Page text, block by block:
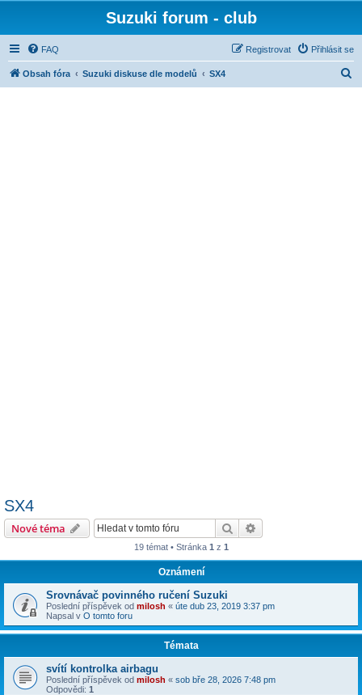
Suzuki forum - club
FAQ Přihlásit se
Registrovat
Obsah fóra Suzuki diskuse dle modelů SX4
SX4
Nové téma Hledat
19 témat • Stránka 1 z 1
Oznámení
Srovnávač povinného ručení Suzuki
Poslední příspěvek od milosh « úte dub 23, 2019 3:37 pm
Napsal v O tomto foru
Témata
svítí kontrolka airbagu
Poslední příspěvek od milosh « sob bře 28, 2026 7:48 pm
Odpovědi: 1